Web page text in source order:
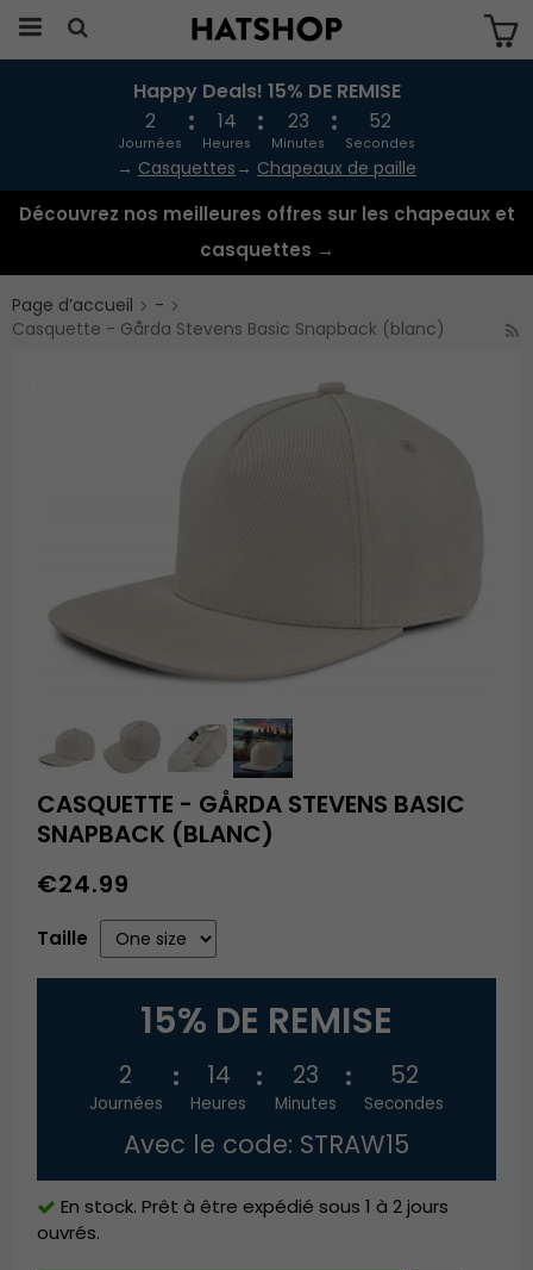
Produkten har blivit tillagd i varukorgen
Happy Deals! 15% DE REMISE
2
Journées
14
Heures
23
Minutes
51
Secondes
→ Casquettes → Chapeaux de paille
Découvrez nos meilleures offres sur les chapeaux et
casquettes →
Page d’accueil
-
Casquette - Gårda Stevens Basic Snapback (blanc)
CASQUETTE - GÅRDA STEVENS BASIC
SNAPBACK (BLANC)
€24.99
Taille
15% DE REMISE
2
Journées
14
Heures
23
Minutes
51
Secondes
Avec le code: STRAW15
En stock. Prêt à être expédié sous 1 à 2 jours
ouvrés.